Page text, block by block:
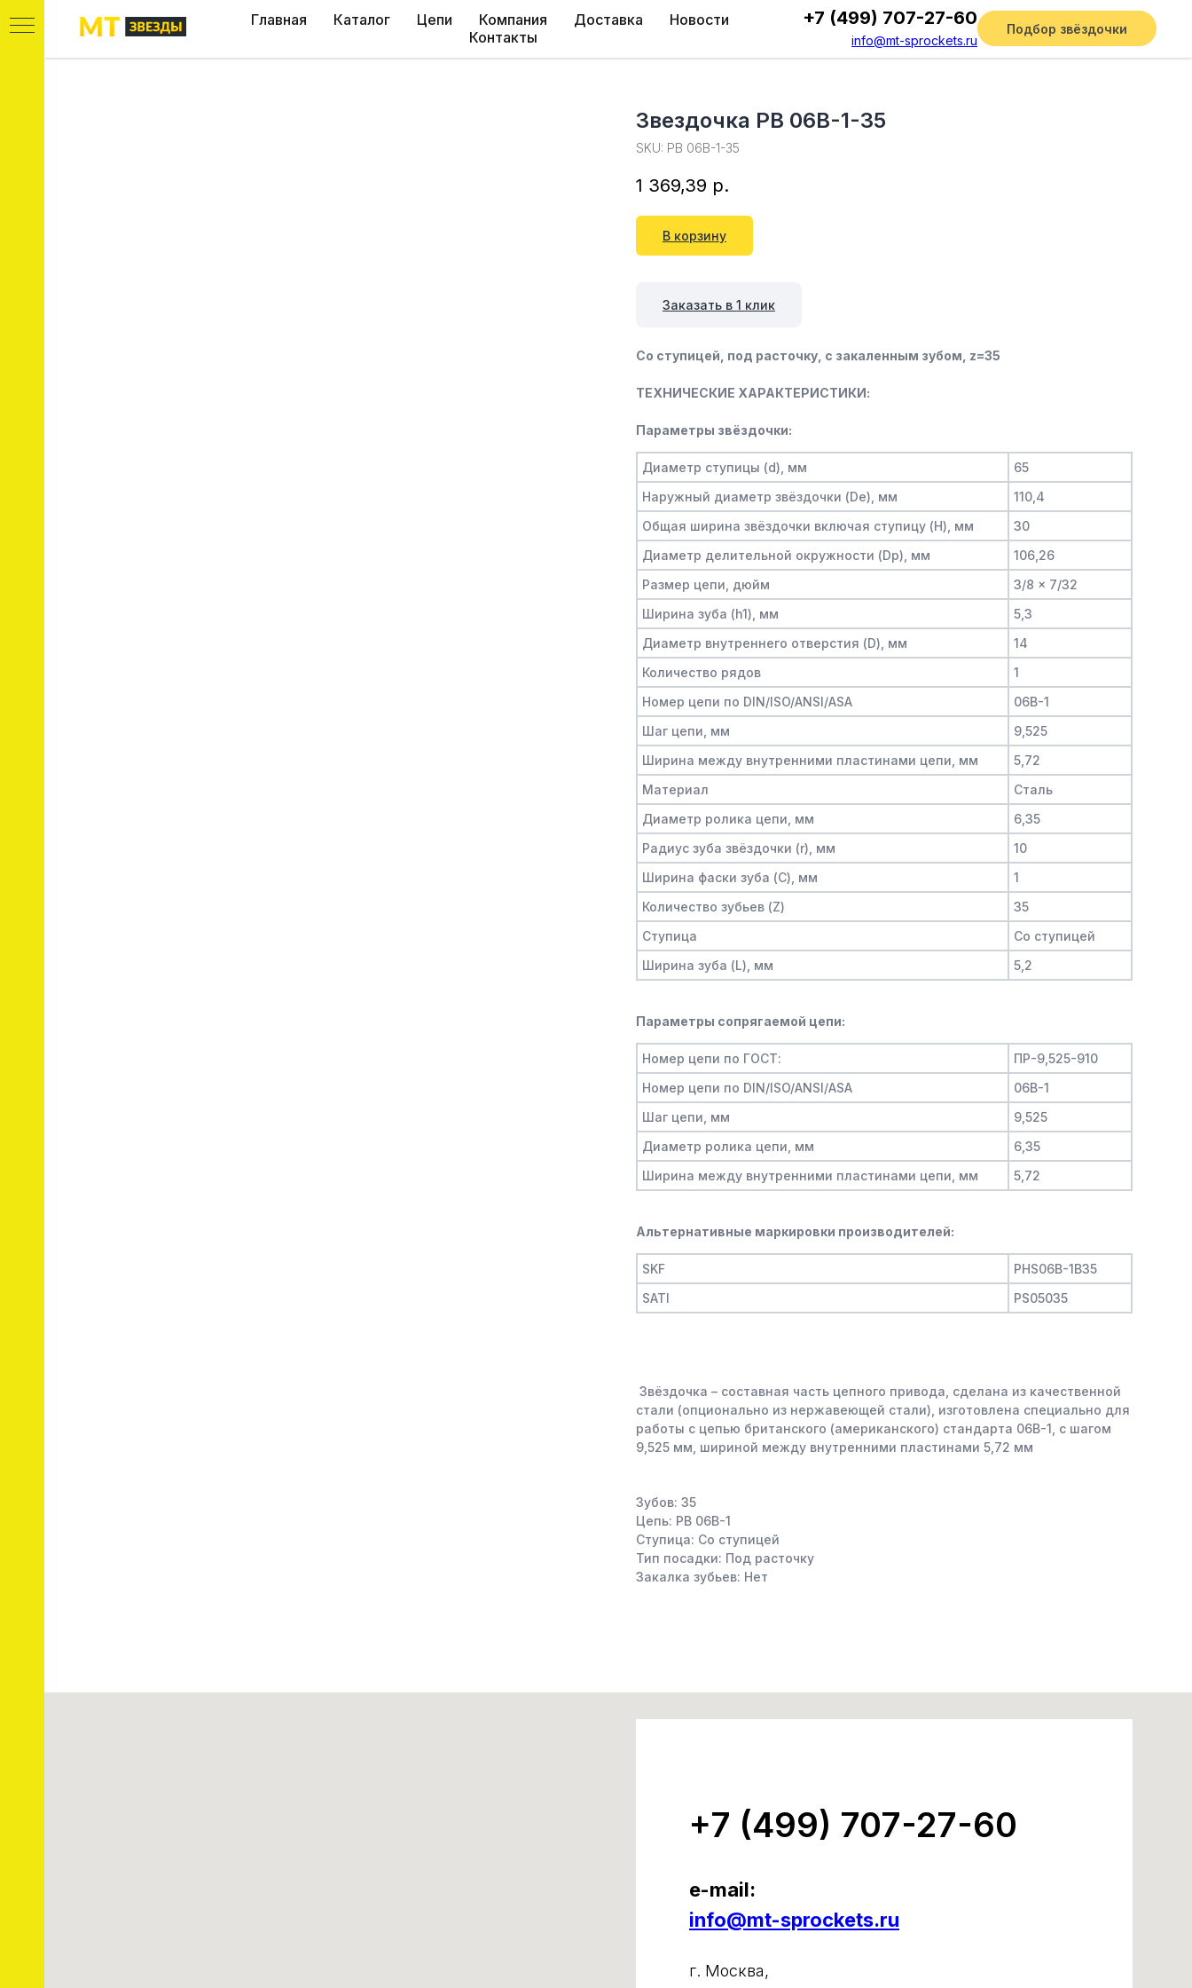
Главная Каталог Цепи Компания Доставка
Новости
Контакты
+7 (499) 707-27-60
info@mt-sprockets.ru
Подбор звёздочки
Звездочка PB 06B-1-35
SKU: PB 06B-1-35
1 369,39 р.
В корзину
Заказать в 1 клик
Со ступицей, под расточку, c закаленным зубом, z=35
ТЕХНИЧЕСКИЕ ХАРАКТЕРИСТИКИ:
Параметры звёздочки:
Диаметр ступицы (d), мм
65
Наружный диаметр звёздочки (De), мм
110,4
Общая ширина звёздочки включая ступицу (H), мм
30
Диаметр делительной окружности (Dp), мм
106,26
Размер цепи, дюйм
3/8 x 7/32
Ширина зуба (h1), мм
5,3
Диаметр внутреннего отверстия (D), мм
14
Количество рядов
1
Номер цепи по DIN/ISO/ANSI/ASA
06B-1
Шаг цепи, мм
9,525
Ширина между внутренними пластинами цепи, мм
5,72
Материал
Сталь
Диаметр ролика цепи, мм
6,35
Радиус зуба звёздочки (r), мм
10
Ширина фаски зуба (C), мм
1
Количество зубьев (Z)
35
Ступица
Со ступицей
Ширина зуба (L), мм
5,2
Параметры сопрягаемой цепи:
Номер цепи по ГОСТ:
ПР-9,525-910
Номер цепи по DIN/ISO/ANSI/ASA
06B-1
Шаг цепи, мм
9,525
Диаметр ролика цепи, мм
6,35
Ширина между внутренними пластинами цепи, мм
5,72
Альтернативные маркировки производителей:
SKF
PHS06B-1B35
SATI
PS05035
Звёздочка – составная часть цепного привода, сделана из качественной
стали (опционально из нержавеющей стали), изготовлена специально для
работы с цепью британского (американского) стандарта 06B-1, с шагом
9,525 мм, шириной между внутренними пластинами 5,72 мм
Зубов: 35
Цепь: PB 06B-1
Ступица: Со ступицей
Тип посадки: Под расточку
Закалка зубьев: Нет
+7 (499) 707-27-60
e-mail:
info@mt-sprockets.ru
г. Москва,